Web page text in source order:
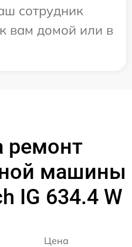
сотрудник
вам домой или в
ремонт
машины
IG 634.4 W
Цена